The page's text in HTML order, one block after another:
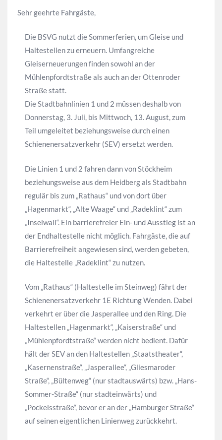
Sehr geehrte Fahrgäste,
Die BSVG nutzt die Sommerferien, um Gleise und
Haltestellen zu erneuern. Umfangreiche
Gleiserneuerungen finden sowohl an der
Mühlenpfordtstraße als auch an der Ottenroder
Straße statt.
Die Stadtbahnlinien 1 und 2 müssen deshalb von
Donnerstag, 3. Juli, bis Mittwoch, 13. August, zum
Teil umgeleitet beziehungsweise durch einen
Schienenersatzverkehr (SEV) ersetzt werden.
Die Linien 1 und 2 fahren dann von Stöckheim
beziehungsweise aus dem Heidberg als Stadtbahn
regulär bis zum „Rathaus“ und von dort über
„Hagenmarkt“, „Alte Waage“ und „Radeklint“ zum
„Inselwall“. Ein barrierefreier Ein- und Ausstieg ist an
der Endhaltestelle nicht möglich. Fahrgäste, die auf
Barrierefreiheit angewiesen sind, werden gebeten,
die Haltestelle „Radeklint“ zu nutzen.
Vom „Rathaus“ (Haltestelle im Steinweg) fährt der
Schienenersatzverkehr 1E Richtung Wenden. Dabei
verkehrt er über die Jasperallee und den Ring. Die
Haltestellen „Hagenmarkt“, „Kaiserstraße“ und
„Mühlenpfordtstraße“ werden nicht bedient. Dafür
hält der SEV an den Haltestellen „Staatstheater“,
„Kasernenstraße“, „Jasperallee“, „Gliesmaroder
Straße“, „Bültenweg“ (nur stadtauswärts) bzw. „Hans-
Sommer-Straße“ (nur stadteinwärts) und
„Pockelsstraße“, bevor er an der „Hamburger Straße“
auf seinen eigentlichen Linienweg zurückkehrt.